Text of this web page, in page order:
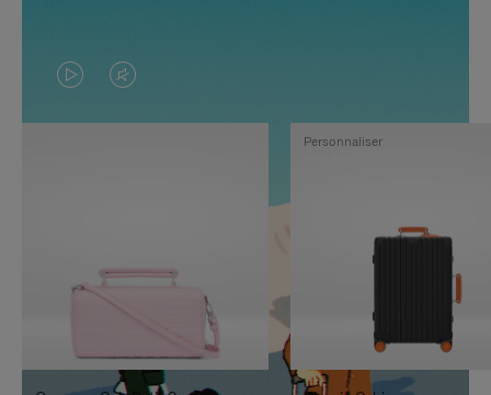
LA
VIDÉO
PAUSE,
APPUYEZ
SUR
LE
SON
DÉSACTIVÉ.
VEUILLEZ
Personnaliser